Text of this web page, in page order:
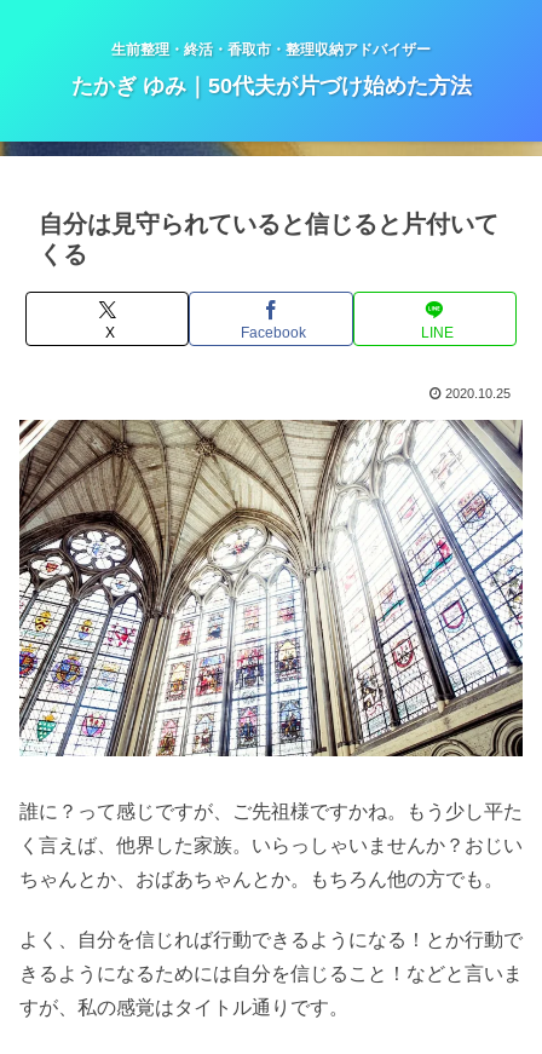
生前整理・終活・香取市・整理収納アドバイザー
たかぎ ゆみ｜50代夫が片づけ始めた方法
自分は見守られていると信じると片付いて
くる
X Facebook LINE
2020.10.25
誰に？って感じですが、ご先祖様ですかね。もう少し平た
く言えば、他界した家族。いらっしゃいませんか？おじい
ちゃんとか、おばあちゃんとか。もちろん他の方でも。
よく、自分を信じれば行動できるようになる！とか行動で
きるようになるためには自分を信じること！などと言いま
すが、私の感覚はタイトル通りです。